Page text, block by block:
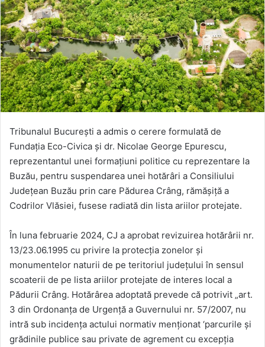
Tribunalul Bucureşti a admis o cerere formulată de
Fundaţia Eco-Civica și dr. Nicolae George Epurescu,
reprezentantul unei formațiuni politice cu reprezentare la
Buzău, pentru suspendarea unei hotărâri a Consiliului
Judeţean Buzău prin care Pădurea Crâng, rămăşiţă a
Codrilor Vlăsiei, fusese radiată din lista ariilor protejate.
În luna februarie 2024, CJ a aprobat revizuirea hotărârii nr.
13/23.06.1995 cu privire la protecţia zonelor şi
monumentelor naturii de pe teritoriul judeţului în sensul
scoaterii de pe lista ariilor protejate de interes local a
Pădurii Crâng. Hotărârea adoptată prevede că potrivit „art.
3 din Ordonanţa de Urgenţă a Guvernului nr. 57/2007, nu
intră sub incidenţa actului normativ menţionat ‘parcurile şi
grădinile publice sau private de agrement cu excepţia